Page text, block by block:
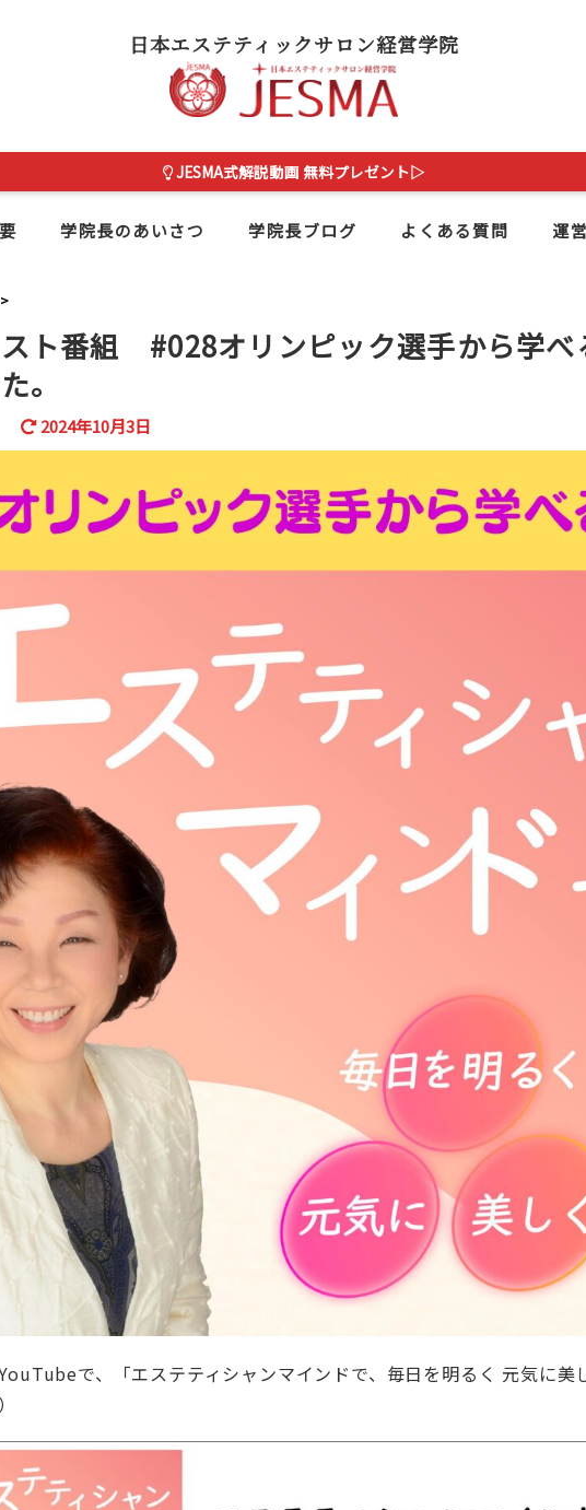
日本エステティックサロン経営学院
JESMA式解説動画 無料プレゼント▷
学院長のあいさつ 学院長ブログ よくある質問 運
ト番組 #028オリンピック選手から学べ
。
2024年10月3日
で、「エステティシャンマインドで、毎日を明るく 元気に美